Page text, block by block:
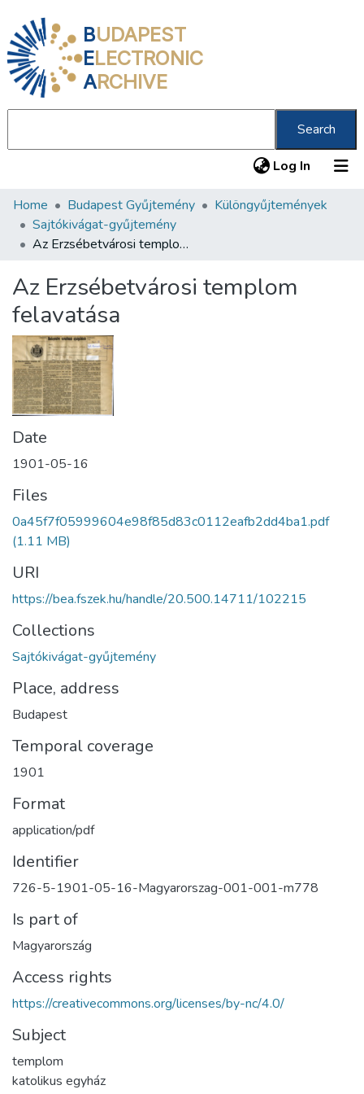
BUDAPEST
ELECTRONIC
ARCHIVE
Search
Log In (current)
Communities & Collections
All of DSpace
About us
Home Budapest Gyűjtemény
Különgyűjtemények
Sajtókivágat-gyűjtemény
Az Erzsébetvárosi templom felavatása
Az Erzsébetvárosi templom
felavatása
Date
1901-05-16
Files
0a45f7f05999604e98f85d83c0112eafb2dd4ba1.pdf
(1.11 MB)
URI
https://bea.fszek.hu/handle/20.500.14711/102215
Collections
Sajtókivágat-gyűjtemény
Place, address
Budapest
Temporal coverage
1901
Format
application/pdf
Identifier
726-5-1901-05-16-Magyarorszag-001-001-m778
Is part of
Magyarország
Access rights
https://creativecommons.org/licenses/by-nc/4.0/
Subject
templom
katolikus egyház